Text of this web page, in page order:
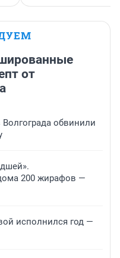
от
обвинили
200 жирафов —
исполнился год —